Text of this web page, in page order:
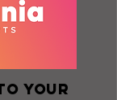
your